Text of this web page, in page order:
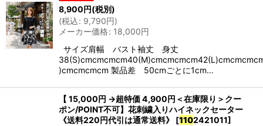
8,900円(税別)
(税込: 9,790円)
メーカー価格: 18,000円
サイズ肩幅 バスト袖丈 身丈
)cmcmcmcm 製品差 50cmごとに1cm…
【 15,000円 →超特価 4,900円＜在庫限り＞クー
ポン/POINT不可】花刺繍入りハイネックセーター
《送料220円代引は通常送料》
[1102421011]